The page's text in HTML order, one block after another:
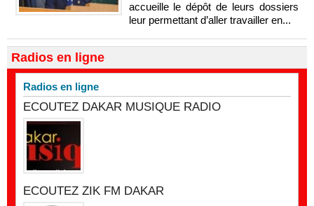
accueille le dépôt de leurs dossiers
leur permettant d’aller travailler en...
Radios en ligne
Radios en ligne
ECOUTEZ DAKAR MUSIQUE RADIO
ECOUTEZ ZIK FM DAKAR